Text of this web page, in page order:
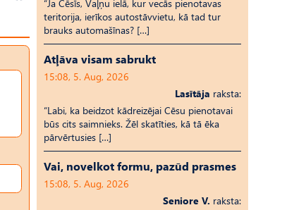
“Ja Cēsīs, Vaļņu ielā, kur vecās pienotavas
teritorija, ierīkos autostāvvietu, kā tad tur
brauks automašīnas? […]
Atļāva visam sabrukt
15:08, 5. Aug, 2026
Lasītāja raksta:
“Labi, ka beidzot kādreizējai Cēsu pienotavai
būs cits saimnieks. Žēl skatīties, kā tā ēka
pārvērtusies […]
Vai, novelkot formu, pazūd prasmes
15:08, 5. Aug, 2026
Seniore V. raksta: